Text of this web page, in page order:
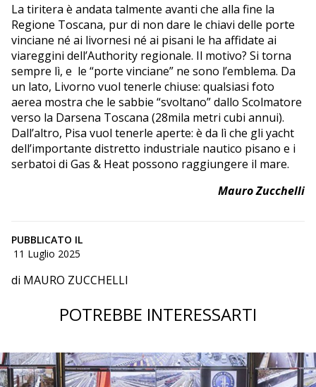
La tiritera è andata talmente avanti che alla fine la
Regione Toscana, pur di non dare le chiavi delle porte
vinciane né ai livornesi né ai pisani le ha affidate ai
viareggini dell’Authority regionale. Il motivo? Si torna
sempre lì, e le “porte vinciane” ne sono l’emblema. Da
un lato, Livorno vuol tenerle chiuse: qualsiasi foto
aerea mostra che le sabbie “svoltano” dallo Scolmatore
verso la Darsena Toscana (28mila metri cubi annui).
Dall’altro, Pisa vuol tenerle aperte: è da lì che gli yacht
dell’importante distretto industriale nautico pisano e i
serbatoi di Gas & Heat possono raggiungere il mare.
Mauro Zucchelli
PUBBLICATO IL
11 Luglio 2025
di MAURO ZUCCHELLI
POTREBBE INTERESSARTI